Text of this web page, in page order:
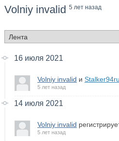
Volniy invalid 5 лет назад
16 июля 2021
Volniy invalid и
5 лет назад
14 июля 2021
Volniy invalid
5 лет назад